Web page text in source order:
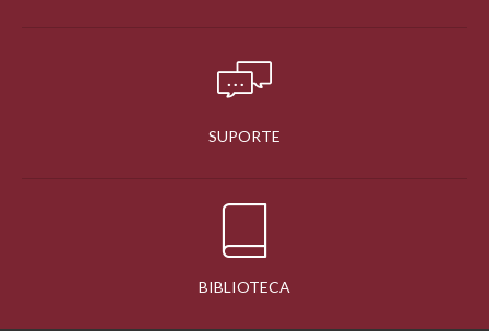
SUPORTE
BIBLIOTECA